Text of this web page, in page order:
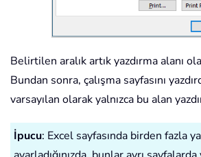
Belirtilen aralık artık yazdırma alanı
Bundan sonra, çalışma sayfasını
varsayılan olarak yalnızca bu alan
İpucu: Excel sayfasında birden fazla